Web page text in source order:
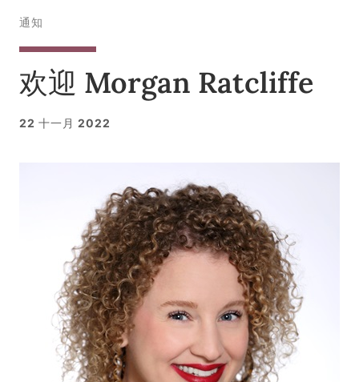
通知
欢迎 Morgan Ratcliffe
22 十一月 2022